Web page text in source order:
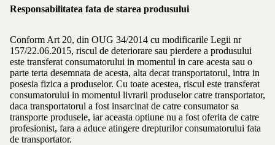
Responsabilitatea fata de starea produsului
Conform Art 20, din OUG 34/2014 cu modificarile Legii nr
157/22.06.2015, riscul de deteriorare sau pierdere a produsului
este transferat consumatorului in momentul in care acesta sau o
parte terta desemnata de acesta, alta decat transportatorul, intra in
posesia fizica a produselor. Cu toate acestea, riscul este transferat
consumatorului in momentul livrarii produselor catre transportator,
daca transportatorul a fost insarcinat de catre consumator sa
transporte produsele, iar aceasta optiune nu a fost oferita de catre
profesionist, fara a aduce atingere drepturilor consumatorului fata
de transportator.